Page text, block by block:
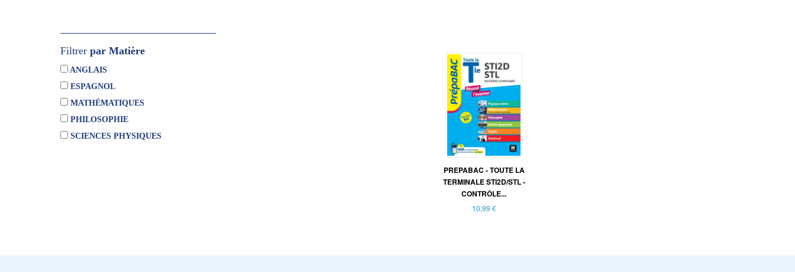
Filtrer par Matière
ANGLAIS
ESPAGNOL
MATHÉMATIQUES
PHILOSOPHIE
SCIENCES PHYSIQUES
PREPABAC - TOUTE LA
TERMINALE STI2D/STL -
CONTRÔLE...
10,99 €